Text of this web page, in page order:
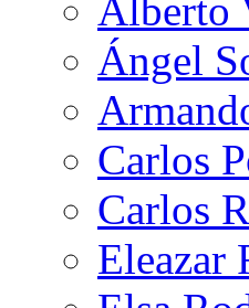
Alberto
Ángel
Carlos
Carlos
Eleazar